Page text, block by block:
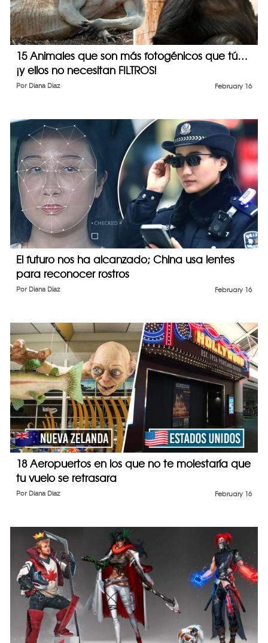
15 Animales que son más fotogénicos que tú…
¡y ellos no necesitan FILTROS!
February 16
Por Diana Diaz
El futuro nos ha alcanzado; China usa lentes
para reconocer rostros
February 16
Por Diana Diaz
18 Aeropuertos en los que no te molestaría que
tu vuelo se retrasara
February 16
Por Diana Diaz